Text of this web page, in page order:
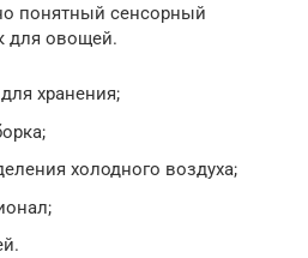
понятный сенсорный
для овощей.
хранения;
холодного воздуха;